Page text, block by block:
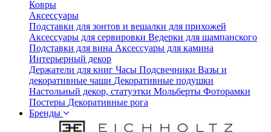
Ковры
Аксессуары
Подставки для зонтов и вешалки для прихожей
Аксессуары для сервировки Ведерки для шампанского
Подставки для вина Аксессуары для камина
Интерьерный декор
Держатели для книг Часы Подсвечники Вазы и
декоративные чаши Декоративные подушки
Настольный декор, статуэтки Мольберты Фоторамки
Постеры Декоративные рога
Бренды